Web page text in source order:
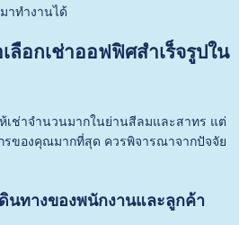
าทำงานได้
ลือกเช่าออฟฟิศสำเร็จรูปใน
เช่าจำนวนมากในย่านสีลมและสาทร แต่
รของคุณมากที่สุด ควรพิจารณาจากปัจจัย
นทางของพนักงานและลูกค้า